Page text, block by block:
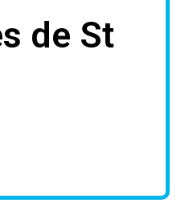
de St